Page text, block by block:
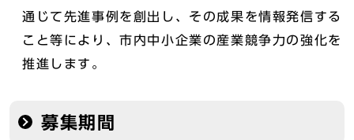
通じて先進事例を創出し、その成果を情報発信する
こと等により、市内中小企業の産業競争力の強化を
推進します。
募集期間